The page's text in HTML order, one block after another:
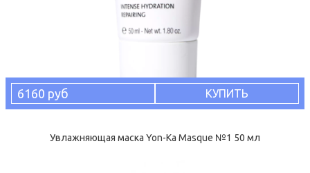
6160 руб КУПИТЬ
Увлажняющая маска Yon-Ka Masque №1 50 мл